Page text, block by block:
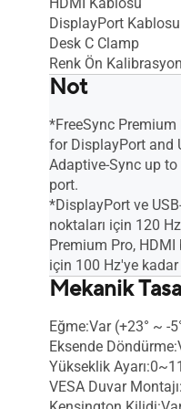
DisplayPort Kablosu
Desk C Clamp
Renk Ön
Not
*FreeSync
for DisplayPort and
Adaptive-Sync up
port.
*DisplayPort ve
noktaları için 120
Premium Pro, HDMI
için 100 Hz'ye
Mekanik
Eğme:Var (+23° ~ -
Eksende
Yükseklik
VESA Duvar